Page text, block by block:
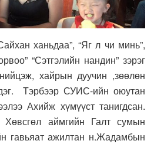
ханьдаа”, “Яг л чи минь”,
“Сэтгэлийн нандин” зэрэг
хайрын дуучин ,зөөлөн
Тэрбээр СУИС-ийн оюутан
Ахийж хүмүүст танигдсан.
аймгийн Галт сумын
гавьяат ажилтан н.Жадамбын